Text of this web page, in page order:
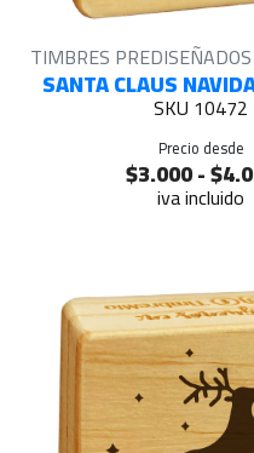
TIMBRES
SANTA CLAUS
SKU 10472
Precio desde
$3.000 -
iva incluido